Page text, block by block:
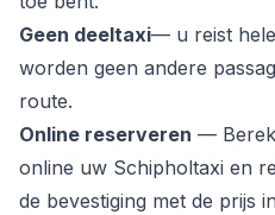
Geen deeltaxi— u reist
worden geen andere
route.
Online reserveren —
online uw Schipholtaxi en
de bevestiging met de prijs